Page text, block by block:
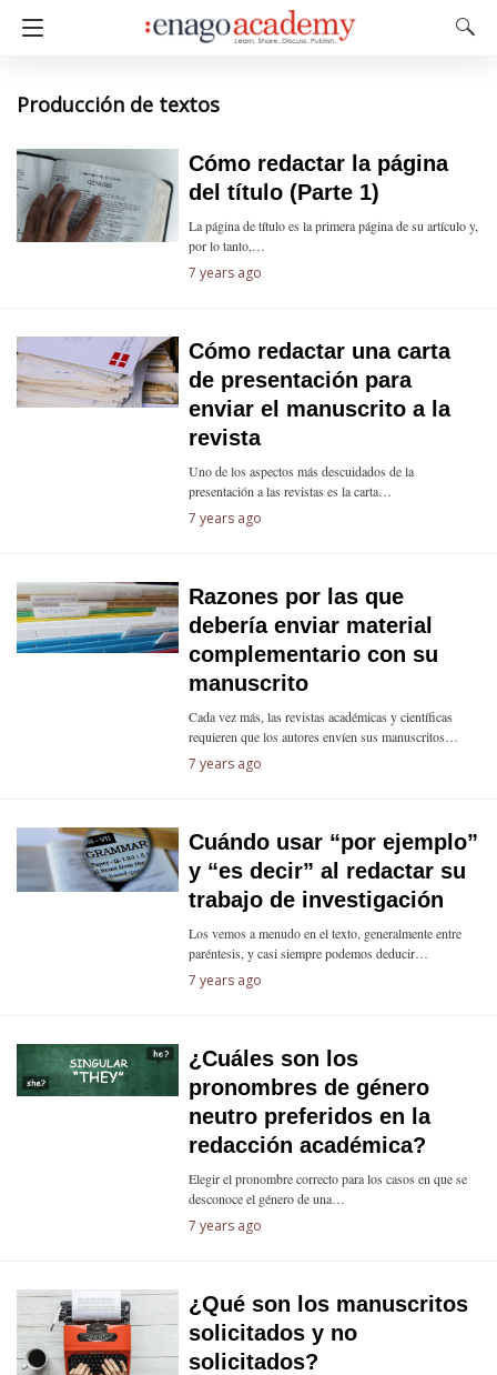
Producción de textos
Cómo redactar la página
del título (Parte 1)
La página de título es la primera página de su artículo y,
por lo tanto,…
7 years ago
Cómo redactar una carta
de presentación para
enviar el manuscrito a la
revista
Uno de los aspectos más descuidados de la
presentación a las revistas es la carta…
7 years ago
Razones por las que
debería enviar material
complementario con su
manuscrito
Cada vez más, las revistas académicas y científicas
requieren que los autores envíen sus manuscritos…
7 years ago
Cuándo usar “por ejemplo”
y “es decir” al redactar su
trabajo de investigación
Los vemos a menudo en el texto, generalmente entre
paréntesis, y casi siempre podemos deducir…
7 years ago
¿Cuáles son los
pronombres de género
neutro preferidos en la
redacción académica?
Elegir el pronombre correcto para los casos en que se
desconoce el género de una…
7 years ago
¿Qué son los manuscritos
solicitados y no
solicitados?